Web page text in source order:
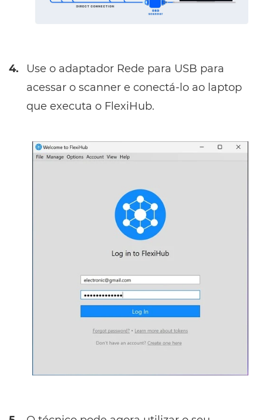
4.
Use o adaptador Rede para USB para
acessar o scanner e conectá-lo ao laptop
que executa o FlexiHub.